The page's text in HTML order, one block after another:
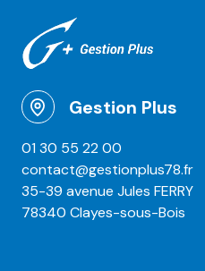
Gestion Plus
01 30 55 22 00
contact@gestionplus78.fr
35-39 avenue Jules FERRY
78340 Clayes-sous-Bois